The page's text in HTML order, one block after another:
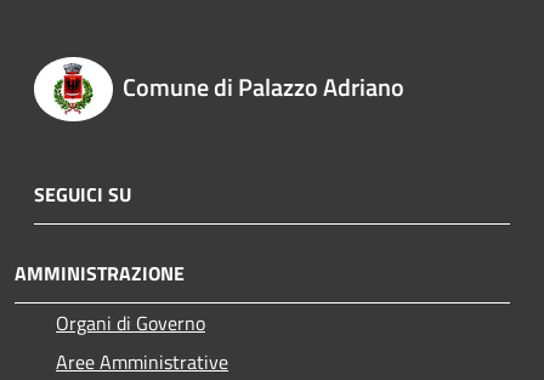
Comune di Palazzo Adriano
SEGUICI SU
AMMINISTRAZIONE
Organi di Governo
Aree Amministrative